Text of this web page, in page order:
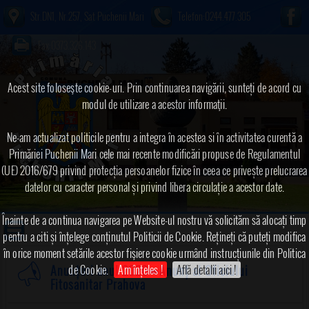
Acest site foloseşte cookie-uri. Prin continuarea navigării, sunteți de acord cu
modul de utilizare a acestor informaţii.
Ne-am actualizat politicile pentru a integra în acestea si în activitatea curentă a
Primăriei Puchenii Mari cele mai recente modificări propuse de Regulamentul
(UE) 2016/679 privind protecția persoanelor fizice în ceea ce privește prelucrarea
datelor cu caracter personal și privind libera circulație a acestor date.
Înainte de a continua navigarea pe Website-ul nostru vă solicităm să alocați timp
pentru a citi și înțelege conținutul Politicii de Cookie. Rețineți că puteți modifica
în orice moment setările acestor fişiere cookie urmând instrucțiunile din Politica
de Cookie. Am înțeles ! Află detalii aici !
Telefon:0244.477.305
Anunțuri anul 2020➠Anunț al Oficiului
Fitosanitar Prahova